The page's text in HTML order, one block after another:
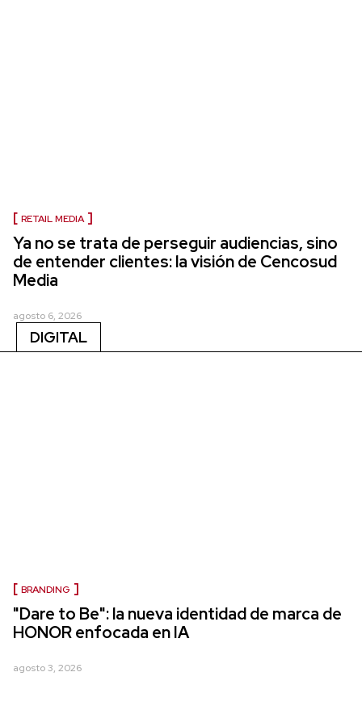
RETAIL MEDIA
Ya no se trata de perseguir audiencias, sino
de entender clientes: la visión de Cencosud
Media
agosto 6, 2026
DIGITAL
BRANDING
"Dare to Be": la nueva identidad de marca de
HONOR enfocada en IA
agosto 3, 2026